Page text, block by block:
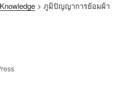
Knowledge > ภูมิปัญญาการย้อมผ้า